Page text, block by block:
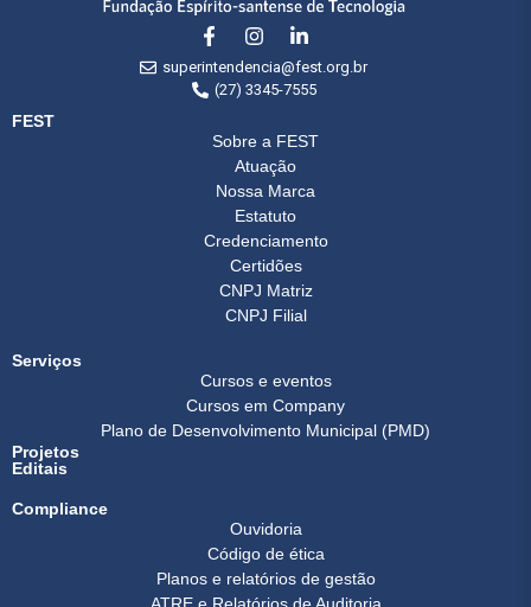
superintendencia@fest.org.br
(27) 3345-7555
FEST
Sobre a FEST
Atuação
Nossa Marca
Estatuto
Credenciamento
Certidões
CNPJ Matriz
CNPJ Filial
Serviços
Cursos e eventos
Cursos em Company
Plano de Desenvolvimento Municipal (PMD)
Projetos
Editais
Compliance
Ouvidoria
Código de ética
Planos e relatórios de gestão